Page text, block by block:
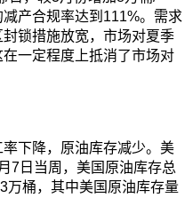
产合规率达到111%。需求
锁措施放宽，市场对夏季
一定程度上抵消了市场对
下降，原油库存减少。美
7日当周，美国原油库存总
万桶，其中美国原油库存量